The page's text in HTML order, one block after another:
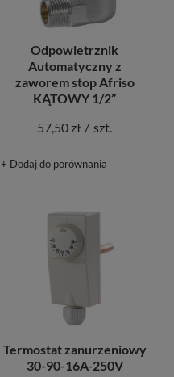
Odpowietrznik
Automatyczny z
zaworem stop Afriso
KĄTOWY 1/2”
57,50 zł / szt.
+ Dodaj do porównania
Termostat zanurzeniowy
30-90-16A-250V